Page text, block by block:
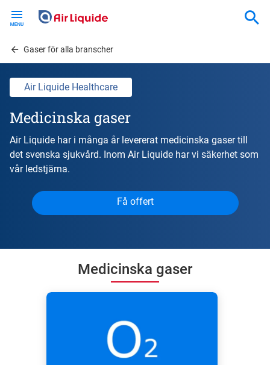
contentGaser för alla branscher
Air Liquide Healthcare
Medicinska gaser
Air Liquide har i många år levererat medicinska gaser till
det svenska sjukvård. Inom Air Liquide har vi säkerhet som
vår ledstjärna.
Få offert
Medicinska gaser